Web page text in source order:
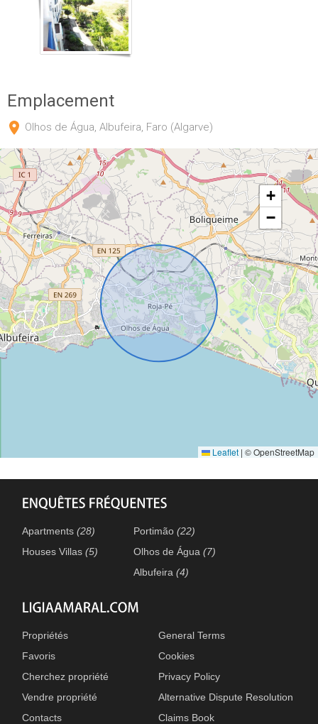
Emplacement
Olhos de Água, Albufeira, Faro (Algarve)
+
−
Leaflet | © OpenStreetMap
Apartments(28)
Houses Villas(5)
Portimão(22)
Olhos de Água(7)
Albufeira(4)
Propriétés
Favoris
Cherchez propriété
Vendre propriété
Contacts
General Terms
Cookies
Privacy Policy
Alternative Dispute Resolution
Claims Book